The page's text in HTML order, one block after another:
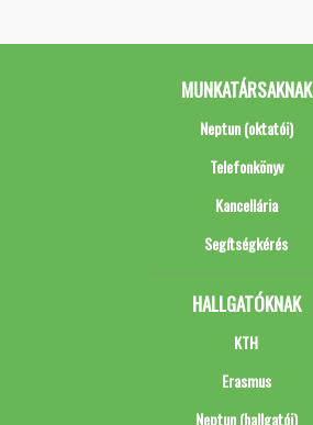
MUNKATÁRSAKNAK
Neptun (oktatói)
Telefonkönyv
Kancellária
Segítségkérés
HALLGATÓKNAK
KTH
Erasmus
Neptun (hallgatói)